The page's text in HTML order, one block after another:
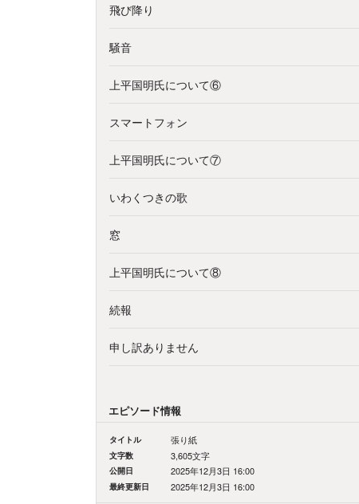
飛び降り
騒音
上平国明氏について⑥
スマートフォン
上平国明氏について⑦
いわくつきの歌
窓
上平国明氏について⑧
続報
申し訳ありません
エピソード情報
タイトル 張り紙
文字数 3,605文字
公開日 2025年12月3日 16:00
最終更新日 2025年12月3日 16:00